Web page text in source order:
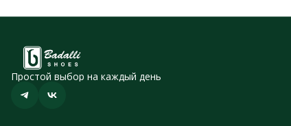
Простой выбор на каждый день